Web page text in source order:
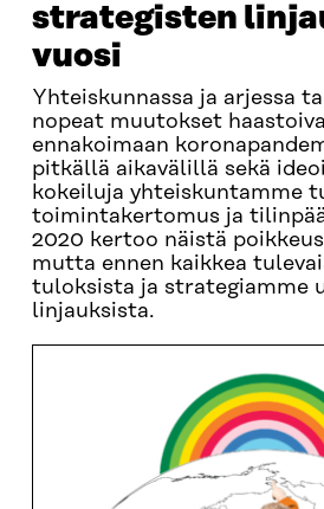
strategisten
vuosi
Yhteiskunnassa ja arjessa
nopeat muutokset
ennakoimaan
pitkällä aikavälillä sekä
kokeiluja yhteiskuntamme
toimintakertomus ja
2020 kertoo näistä
mutta ennen kaikkea
tuloksista ja strategiamme
linjauksista.